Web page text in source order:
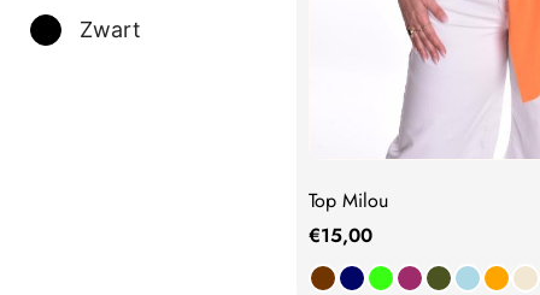
Zwart
Top Milou
€15,00